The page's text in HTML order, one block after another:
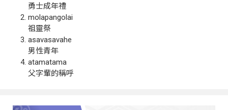
勇士成年禮
molapangolai
祖靈祭
asavasavahe
男性青年
atamatama
父字輩的稱呼